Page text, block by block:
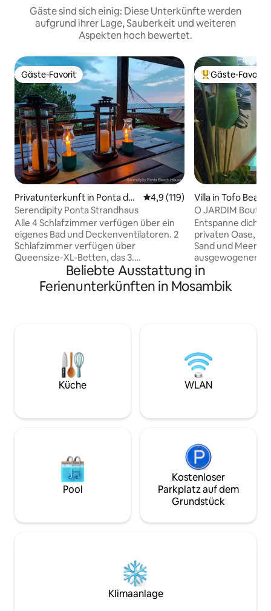
Gäste sind sich einig: Diese Unterkünfte werden
aufgrund ihrer Lage, Sauberkeit und weiteren
Aspekten hoch bewertet.
Gäste-Favorit
Gäste-Favorit
Privatunterkunft in Ponta do
Ouro
Durchschnittliche Bewertung:
4,9 (119)
Serendipity Ponta Strandhaus
Alle 4 Schlafzimmer verfügen über ein
eigenes Bad und Deckenventilatoren. 2
Schlafzimmer verfügen über
Queensize-XL-Betten, das 3.
Schlafzimmer verfügt über 3
Einzelbetten und das 4. Schlafzimmer
verfügt über ein Queensize-XL-Bett und
Waschmaschine. Safe im
Hauptschlafzimmer. Privater Pool,
Liegestühle und Hängematten.
Abgelegener Braai-Bereich.
Spaziergang zum Restaurant und zur
Beliebter Gäste-
Gäste-Favorit
Villa in Tofo Beach
O JARDIM
Entspanne dich
privaten Oase,
Sand und Meer
ausgewogenem
Außenbereich ist
durchdacht für
gestaltet. Ideal für einen romantischen
Tauchbecken,
Küche und ein
Balkon im
unseren dichten
sonnigen Liege!
Beliebte Ausstattung in
Ferienunterkünften in Mosambik
Küche WLAN
Pool
Kostenloser
Parkplatz auf dem
Grundstück
Klimaanlage